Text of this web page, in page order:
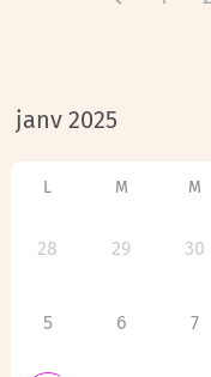
L M M
28 29 30
5 6 7